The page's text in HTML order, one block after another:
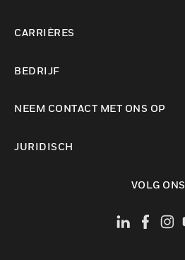
CARRIÈRES
BEDRIJF
NEEM CONTACT MET ONS OP
JURIDISCH
VOLG ONS